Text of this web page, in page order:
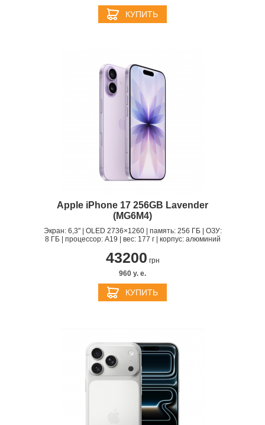
КУПИТЬ
Apple iPhone 17 256GB Lavender
(MG6M4)
Экран: 6,3" | OLED 2736×1260 | память: 256 ГБ | ОЗУ:
8 ГБ | процессор: A19 | вес: 177 г | корпус: алюминий
43200 грн
960 y. e.
КУПИТЬ